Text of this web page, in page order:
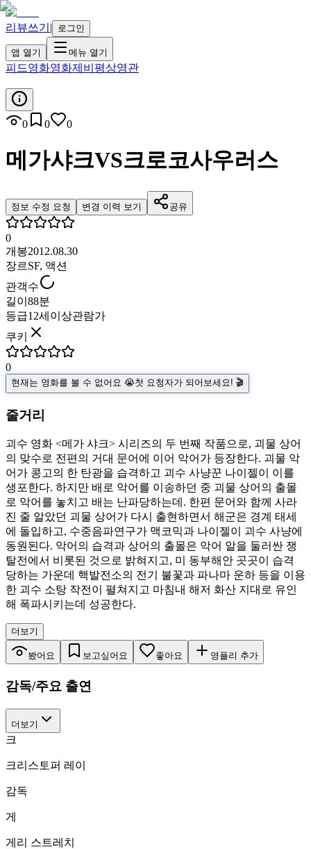
리뷰쓰기 | 로그인
앱 열기 메뉴 열기
피드영화영화제 비평상영관
0 0 0
메가샤크VS크로코사우러스
정보 수정 요청 변경 이력 보기 공유
0
개봉2012.08.30
장르SF, 액션
관객수
길이 88분
등급12세이상관람가
쿠키
0
현재는 영화를 볼 수 없어요 😭첫 요청자가 되어보세요! 🎬
줄거리
괴수 영화 <메가 샤크> 시리즈의 두 번째 작품으로, 괴물 상어
의 맞수로 전편의 거대 문어에 이어 악어가 등장한다. 괴물 악
어가 콩고의 한 탄광을 습격하고 괴수 사냥꾼 나이젤이 이를
생포한다. 하지만 배로 악어를 이송하던 중 괴물 상어의 출몰
로 악어를 놓치고 배는 난파당하는데. 한편 문어와 함께 사라
진 줄 알았던 괴물 상어가 다시 출현하면서 해군은 경계 태세
에 돌입하고, 수중음파연구가 맥코믹과 나이젤이 괴수 사냥에
동원된다. 악어의 습격과 상어의 출몰은 악어 알을 둘러싼 쟁
탈전에서 비롯된 것으로 밝혀지고, 미 동부해안 곳곳이 습격
당하는 가운데 핵발전소의 전기 불꽃과 파나마 운하 등을 이용
한 괴수 소탕 작전이 펼쳐지고 마침내 해저 화산 지대로 유인
해 폭파시키는데 성공한다.
더보기
봤어요 보고싶어요 좋아요 영플리 추가
감독/주요 출연
더보기
크
크리스토퍼 레이
감독
게
게리 스트레치